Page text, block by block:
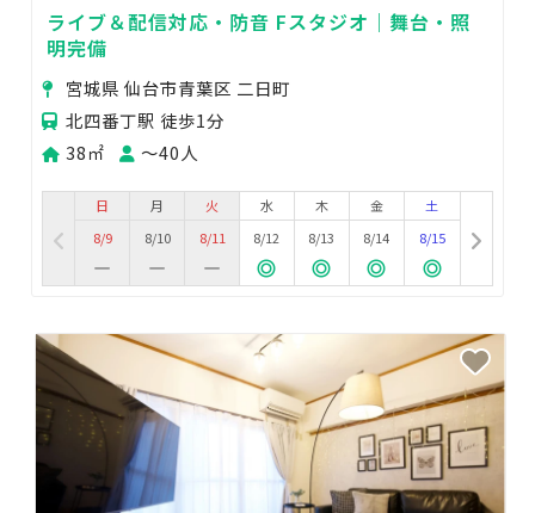
ライブ＆配信対応・防音 Fスタジオ｜舞台・照
明完備
宮城県 仙台市青葉区 二日町
北四番丁駅 徒歩1分
38㎡
〜40人
日
8/9
月
8/10
火
8/11
水
8/12
木
8/13
金
8/14
土
8/15